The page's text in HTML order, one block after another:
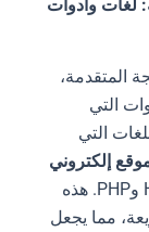
لغات وأدوات
المتقدمة،
التي
التي
إلكتروني
هي HTML5، CSS3، JavaScript وPHP. هذه
مما يجعل